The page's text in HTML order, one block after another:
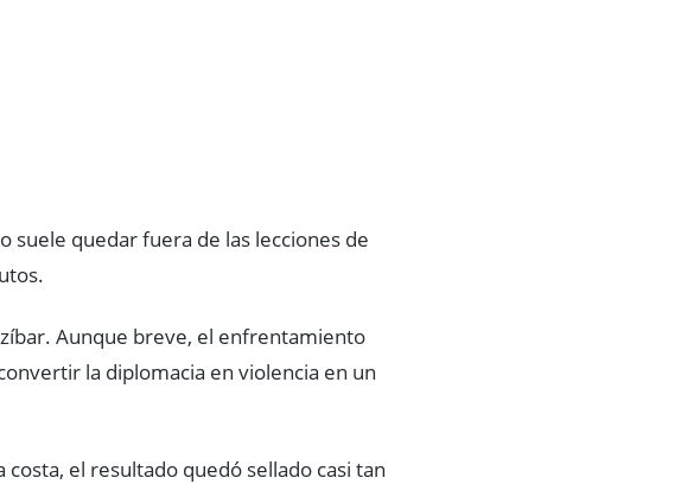
suele quedar fuera de las lecciones de
Aunque breve, el enfrentamiento
la diplomacia en violencia en un
el resultado quedó sellado casi tan